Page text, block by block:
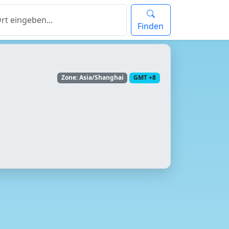
Finden
Zone: Asia/Shanghai GMT +8